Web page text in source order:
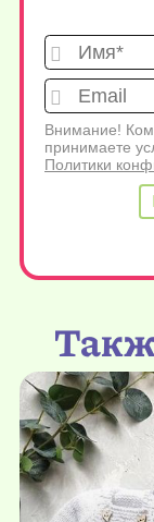
Внимание!
принимаете
Политики